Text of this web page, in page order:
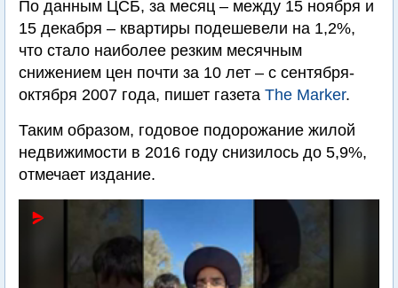
По данным ЦСБ, за месяц – между 15 ноября и
15 декабря – квартиры подешевели на 1,2%,
что стало наиболее резким месячным
снижением цен почти за 10 лет – с сентября-
октября 2007 года, пишет газета The Marker.
Таким образом, годовое подорожание жилой
недвижимости в 2016 году снизилось до 5,9%,
отмечает издание.